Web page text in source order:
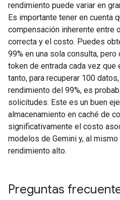
rendimiento puede variar en
Es importante tener en cuenta
compensación inherente entre
correcta y el costo. Puedes
99% en una sola consulta,
token de entrada cada vez
tanto, para recuperar 100
rendimiento del 99%, es
solicitudes. Este es un buen
almacenamiento en caché de
significativamente el costo
modelos de Gemini y, al
rendimiento alto.
Preguntas